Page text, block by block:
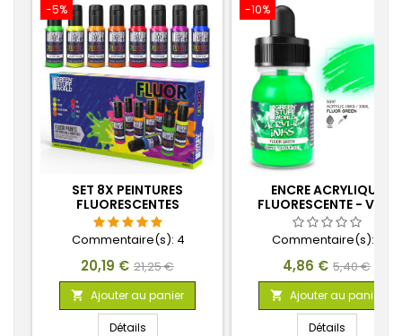
-5%
SET 8X PEINTURES
FLUORESCENTES
Commentaire(s): 4
Prix
20,19 € Prix
de
base
21,25 €
 Ajouter au panier
Détails
-10%
ENCRE ACRYLIQUE
FLUORESCENTE - VERT
Commentaire(s):
Prix
4,86 € Prix
de
base
5,40 €
 Ajouter au panier
Détails